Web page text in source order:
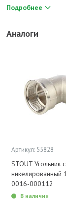
Подробнее
Аналоги
Артикул: 55828
STOUT Угольник
никелированный
0016-000112
В наличии